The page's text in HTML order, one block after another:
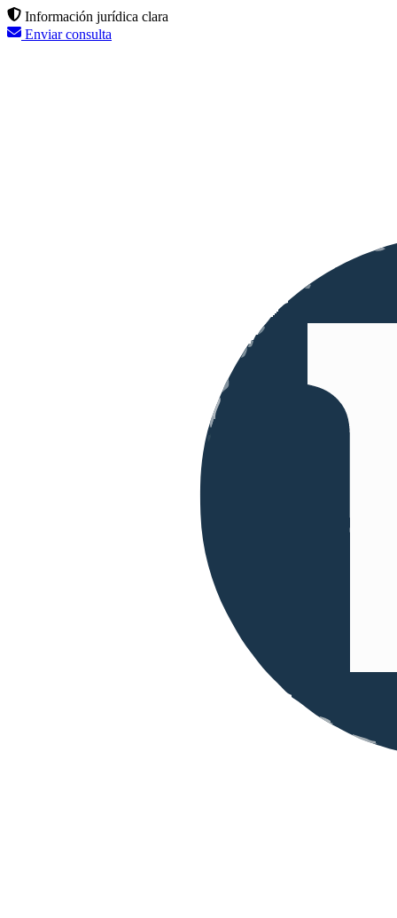
Información jurídica clara
Enviar consulta